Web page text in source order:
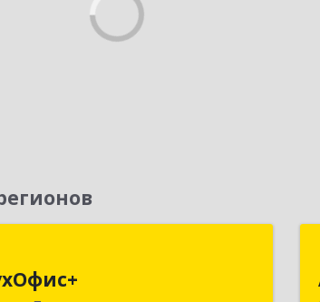
141304, Московская обл, Сергиево-